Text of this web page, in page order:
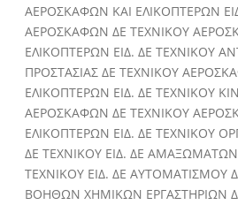
ΑΕΡΟΣΚΑΦΩΝ ΚΑΙ ΕΛΙΚΟΠΤΕΡΩΝ
ΑΕΡΟΣΚΑΦΩΝ ΔΕ ΤΕΧΝΙΚΟΥ
ΕΛΙΚΟΠΤΕΡΩΝ ΕΙΔ. ΔΕ ΤΕΧΝΙΚΟΥ
ΠΡΟΣΤΑΣΙΑΣ ΔΕ ΤΕΧΝΙΚΟΥ
ΕΛΙΚΟΠΤΕΡΩΝ ΕΙΔ. ΔΕ ΤΕΧΝΙΚΟΥ
ΑΕΡΟΣΚΑΦΩΝ ΔΕ ΤΕΧΝΙΚΟΥ
ΕΛΙΚΟΠΤΕΡΩΝ ΕΙΔ. ΔΕ ΤΕΧΝΙΚΟΥ
ΔΕ ΤΕΧΝΙΚΟΥ ΕΙΔ. ΔΕ
ΤΕΧΝΙΚΟΥ ΕΙΔ. ΔΕ ΑΥΤΟΜΑΤΙΣΜΟΥ
ΒΟΗΘΩΝ ΧΗΜΙΚΩΝ ΕΡΓΑΣΤΗΡΙΩΝ